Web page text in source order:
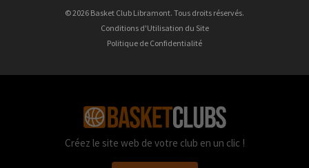
© 2026 Basket Club Libramont. Tous droits réservés.
Conditions d'Utilisation du Site
Politique de Confidentialité
Créez le site web de votre club en un clic !